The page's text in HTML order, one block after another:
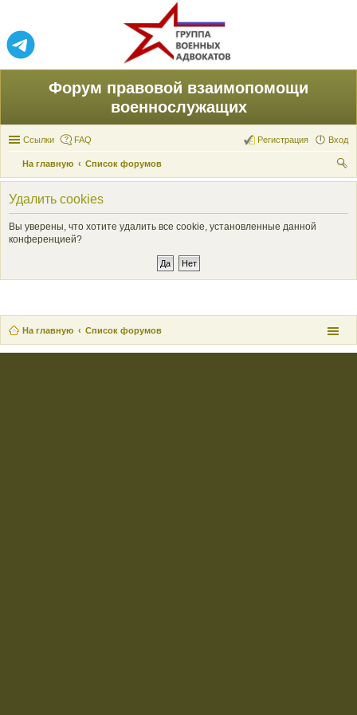
Форум правовой взаимопомощи
военнослужащих
Ссылки FAQ Вход
Регистрация
На главную
Список форумов
ои
Удалить cookies
Вы уверены, что хотите удалить все cookie, установленные данной
конференцией?
На главную Список форумов